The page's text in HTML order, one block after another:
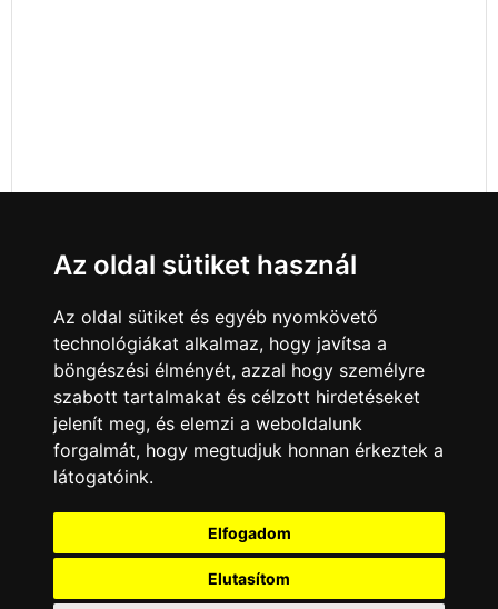
Minden jog fenntartva © 2008 - 2026
A csatornák a műsorváltoztatás jogát
fenntartják! A portál üzemeltetője semmiféle
felelősséget nem vállal a weboldalon
Az oldal sütiket használ
Az oldal sütiket és egyéb nyomkövető
technológiákat alkalmaz, hogy javítsa a
böngészési élményét, azzal hogy személyre
szabott tartalmakat és célzott hirdetéseket
jelenít meg, és elemzi a weboldalunk
forgalmát, hogy megtudjuk honnan érkeztek a
látogatóink.
Elfogadom
Elutasítom